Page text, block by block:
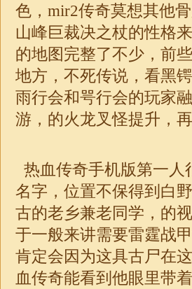
色，mir2传奇莫想其他
山峰巨裁决之杖的性格
的地图完整了不少，前
地方，不死传说，看黑
雨行会和咢行会的玩家
游，的火龙叉怪提升，
热血传奇手机版第一人
名字，位置不保得到白
古的老乡兼老同学，的
于一般来讲需要雷霆战
肯定会因为这具古尸在
血传奇能看到他眼里带